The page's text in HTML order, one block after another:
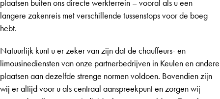
plaatsen buiten ons directe werkterrein – vooral als u een
langere zakenreis met verschillende tussenstops voor de boeg
hebt.
Natuurlijk kunt u er zeker van zijn dat de chauffeurs- en
limousinediensten van onze partnerbedrijven in Keulen en andere
plaatsen aan dezelfde strenge normen voldoen. Bovendien zijn
wij er altijd voor u als centraal aanspreekpunt en zorgen wij